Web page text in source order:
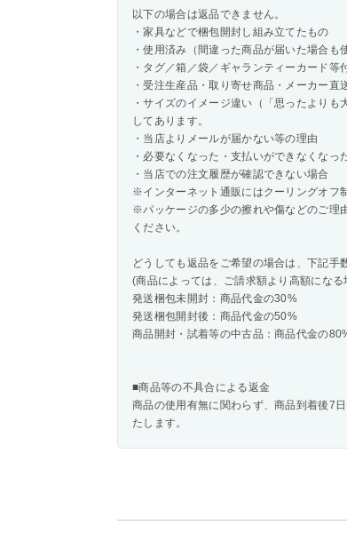
以下の場合は返品できません。
・家具などで梱包開封し組み立てたもの
・使用済み（間違った商品が届いた場合も
・タグ／箱／袋／ギャランティーカード等
・受注生産品・取り寄せ商品・メーカー直
・サイズのイメージ違い（「思ったより
してあります。
・当店よりメールが届かない等の理由
・必要なくなった・支払いができなくな
・当店での注文履歴が確認できない場合
※インターネット通販にはクーリングオフ
※パッケージの多少の擦れや傷などのご理
ください。
どうしても返品をご希望の場合は、下記手
(商品によっては、ご請求額より高額にな
発送梱包未開封：商品代金の30%
発送梱包開封後：商品代金の50%
商品開封・試着等の中古品：商品代金の
■商品等の不具合による返金
商品の使用有無に関わらず、商品到着後7
たします。